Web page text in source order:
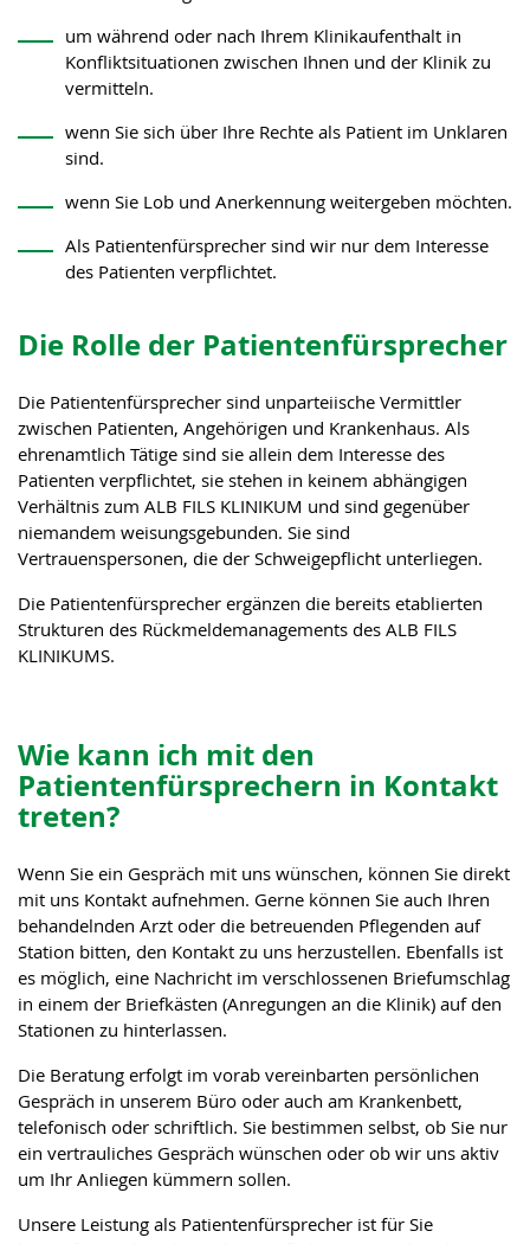
um während oder nach Ihrem Klinikaufenthalt in
Konfliktsituationen zwischen Ihnen und der Klinik zu
vermitteln.
wenn Sie sich über Ihre Rechte als Patient im Unklaren
sind.
wenn Sie Lob und Anerkennung weitergeben möchten.
Als Patientenfürsprecher sind wir nur dem Interesse
des Patienten verpflichtet.
Die Rolle der Patientenfürsprecher
Die Patientenfürsprecher sind unparteiische Vermittler
zwischen Patienten, Angehörigen und Krankenhaus. Als
ehrenamtlich Tätige sind sie allein dem Interesse des
Patienten verpflichtet, sie stehen in keinem abhängigen
Verhältnis zum ALB FILS KLINIKUM und sind gegenüber
niemandem weisungsgebunden. Sie sind
Vertrauenspersonen, die der Schweigepflicht unterliegen.
Die Patientenfürsprecher ergänzen die bereits etablierten
Strukturen des Rückmeldemanagements des ALB FILS
KLINIKUMS.
Wie kann ich mit den
Patientenfürsprechern in Kontakt
treten?
Wenn Sie ein Gespräch mit uns wünschen, können Sie direkt
mit uns Kontakt aufnehmen. Gerne können Sie auch Ihren
behandelnden Arzt oder die betreuenden Pflegenden auf
Station bitten, den Kontakt zu uns herzustellen. Ebenfalls ist
es möglich, eine Nachricht im verschlossenen Briefumschlag
in einem der Briefkästen (Anregungen an die Klinik) auf den
Stationen zu hinterlassen.
Die Beratung erfolgt im vorab vereinbarten persönlichen
Gespräch in unserem Büro oder auch am Krankenbett,
telefonisch oder schriftlich. Sie bestimmen selbst, ob Sie nur
ein vertrauliches Gespräch wünschen oder ob wir uns aktiv
um Ihr Anliegen kümmern sollen.
Unsere Leistung als Patientenfürsprecher ist für Sie